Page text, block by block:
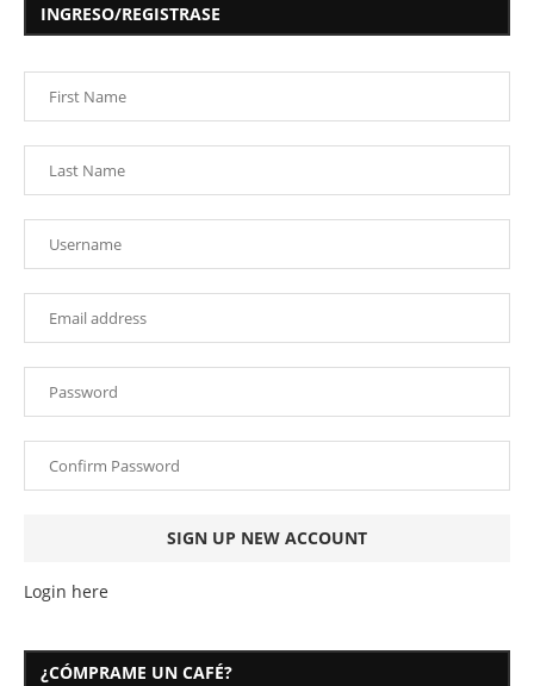
INGRESO/REGISTRASE
Login here
¿CÓMPRAME UN CAFÉ?